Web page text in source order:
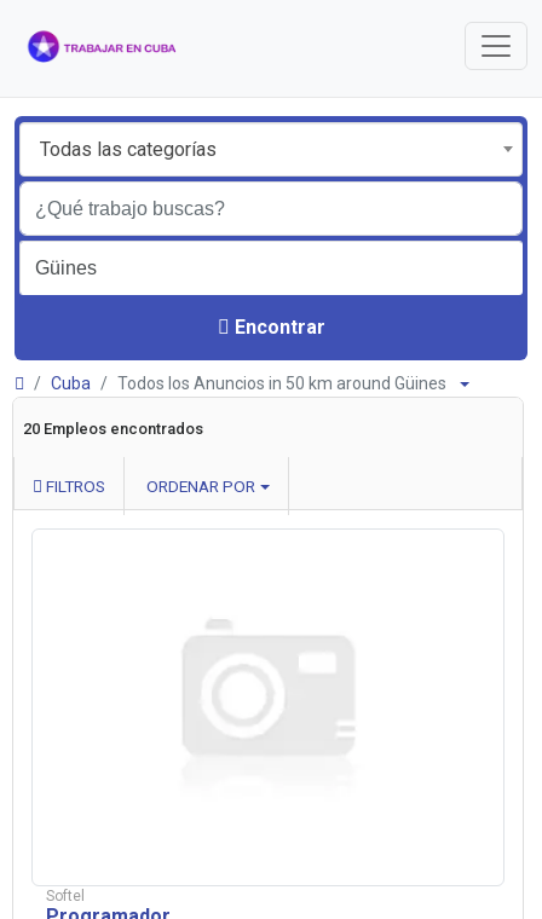
Todas las categorías
Encontrar
Cuba Todos los Anuncios in 50 km around Güines
20 Empleos encontrados
FILTROS ORDENAR POR
Softel